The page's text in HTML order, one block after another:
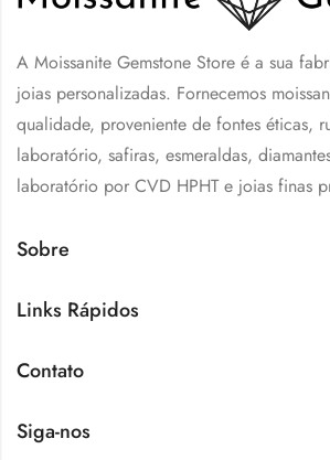
A Moissanite Gemstone Store é a sua
joias personalizadas. Fornecemos
qualidade, proveniente de fontes éticas,
laboratório, safiras, esmeraldas,
laboratório por CVD HPHT e joias finas
Sobre
Links Rápidos
Contato
Siga-nos